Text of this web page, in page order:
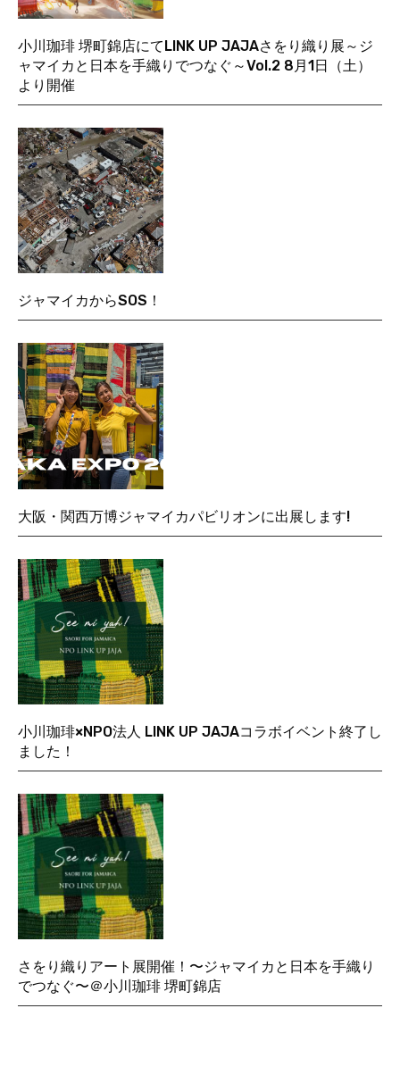
小川珈琲 堺町錦店にてLINK UP JAJAさをり織り展～ジ
ャマイカと日本を手織りでつなぐ～Vol.2 8月1日（土）
より開催
ジャマイカからSOS！
大阪・関西万博ジャマイカパビリオンに出展します!
小川珈琲×NPO法人 LINK UP JAJAコラボイベント終了し
ました！
さをり織りアート展開催！〜ジャマイカと日本を手織り
でつなぐ〜＠小川珈琲 堺町錦店